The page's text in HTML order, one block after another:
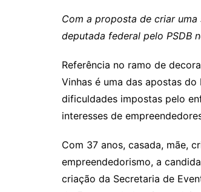
Com a proposta de criar
deputada federal pelo PSDB
Referência no ramo de
Vinhas é uma das apostas
dificuldades impostas pelo
interesses de
Com 37 anos, casada, mãe,
empreendedorismo, a
criação da Secretaria de